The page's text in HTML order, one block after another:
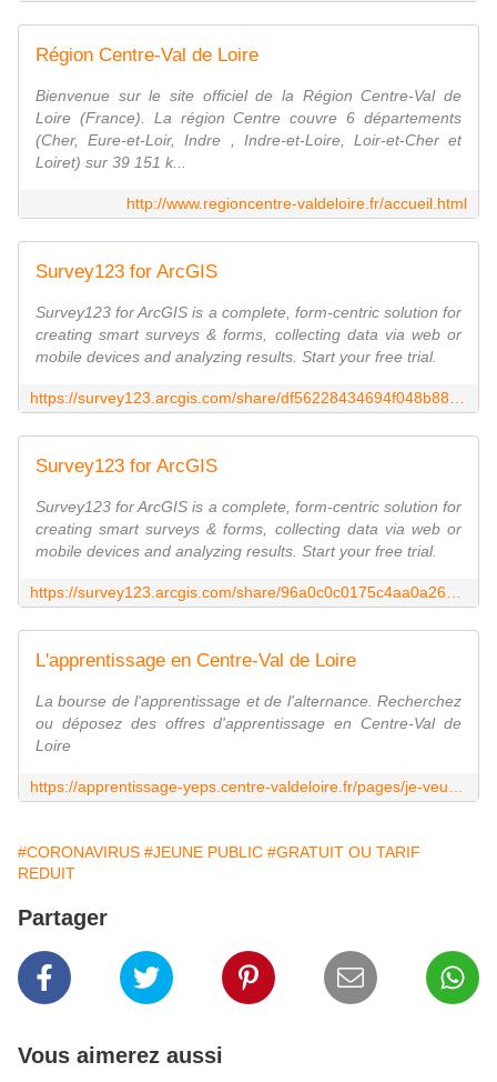
Région Centre-Val de Loire
Bienvenue sur le site officiel de la Région Centre-Val de
Loire (France). La région Centre couvre 6 départements
(Cher, Eure-et-Loir, Indre , Indre-et-Loire, Loir-et-Cher et
Loiret) sur 39 151 k...
http://www.regioncentre-valdeloire.fr/accueil.html
Survey123 for ArcGIS
Survey123 for ArcGIS is a complete, form-centric solution for
creating smart surveys & forms, collecting data via web or
mobile devices and analyzing results. Start your free trial.
Survey123 for ArcGIS
Survey123 for ArcGIS is a complete, form-centric solution for
creating smart surveys & forms, collecting data via web or
mobile devices and analyzing results. Start your free trial.
L'apprentissage en Centre-Val de Loire
La bourse de l'apprentissage et de l'alternance. Recherchez
ou déposez des offres d'apprentissage en Centre-Val de
Loire
#CORONAVIRUS #JEUNE PUBLIC #GRATUIT OU TARIF
REDUIT
Partager
Vous aimerez aussi